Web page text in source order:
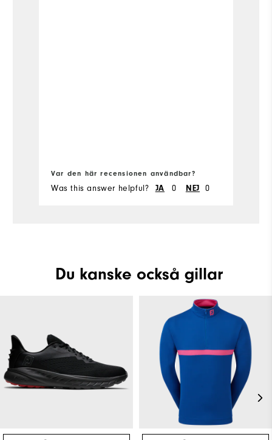
Var den här recensionen användbar?
Was this answer helpful? JA 0 NEJ 0
Du kanske också gillar